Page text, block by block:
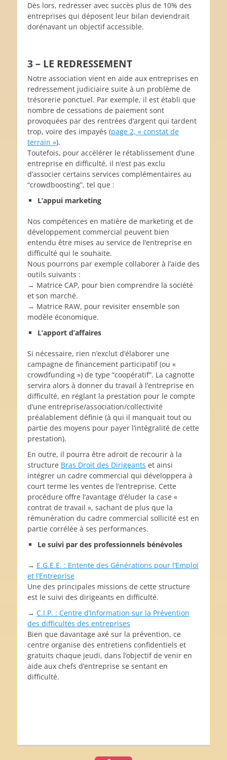
Dès lors, redresser avec succès plus de 10% des
entreprises qui déposent leur bilan deviendrait
dorénavant un objectif accessible.
3 – LE REDRESSEMENT
Notre association vient en aide aux entreprises en
redressement judiciaire suite à un problème de
trésorerie ponctuel. Par exemple, il est établi que
nombre de cessations de paiement sont
provoquées par des rentrées d’argent qui tardent
trop, voire des impayés (page 2, « constat de
terrain »).
Toutefois, pour accélérer le rétablissement d’une
entreprise en difficulté, il n’est pas exclu
d’associer certains services complémentaires au
“crowdboosting”, tel que :
L’appui marketing
Nos compétences en matière de marketing et de
développement commercial peuvent bien
entendu être mises au service de l’entreprise en
difficulté qui le souhaite.
Nous pourrons par exemple collaborer à l’aide des
outils suivants :
→ Matrice CAP, pour bien comprendre la société
et son marché.
→ Matrice RAW, pour revisiter ensemble son
modèle économique.
L’apport d’affaires
Si nécessaire, rien n’exclut d’élaborer une
campagne de financement participatif (ou «
crowdfunding ») de type “coopératif”. La cagnotte
servira alors à donner du travail à l’entreprise en
difficulté, en réglant la prestation pour le compte
d’une entreprise/association/collectivité
préalablement définie (à qui il manquait tout ou
partie des moyens pour payer l’intégralité de cette
prestation).
En outre, il pourra être adroit de recourir à la
structure Bras Droit des Dirigeants et ainsi
intégrer un cadre commercial qui développera à
court terme les ventes de l’entreprise. Cette
procédure offre l’avantage d’éluder la case «
contrat de travail », sachant de plus que la
rémunération du cadre commercial sollicité est en
partie corrélée à ses performances.
Le suivi par des professionnels bénévoles
→ E.G.E.E. : Entente des Générations pour l’Emploi
et l’Entreprise
Une des principales missions de cette structure
est le suivi des dirigeants en difficulté.
→ C.I.P. : Centre d’Information sur la Prévention
des difficultés des entreprises
Bien que davantage axé sur la prévention, ce
centre organise des entretiens confidentiels et
gratuits chaque jeudi, dans l’objectif de venir en
aide aux chefs d’entreprise se sentant en
difficulté.